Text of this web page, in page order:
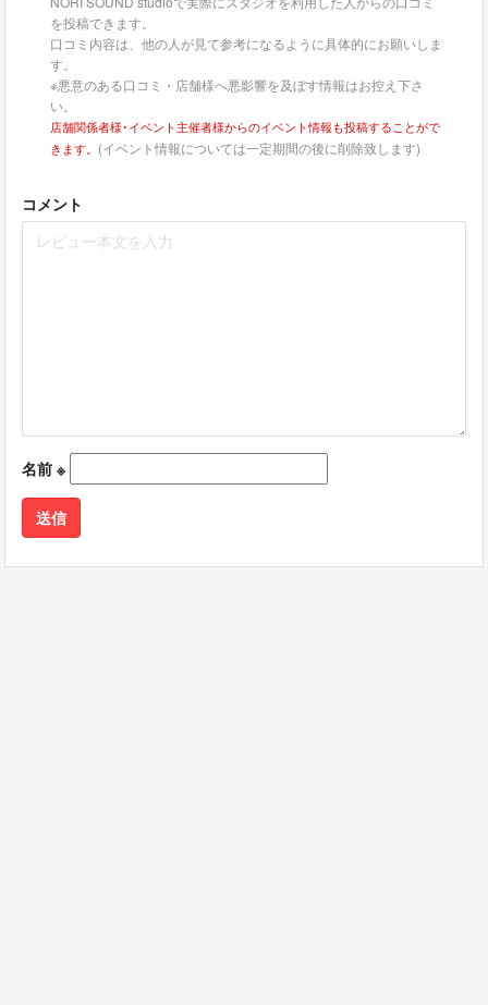
を投稿できます。
口コミ内容は、他の人が見て参考になるように具体的にお願いしま
す。
※悪意のある口コミ・店舗様へ悪影響を及ぼす情報はお控え下さ
い。
店舗関係者様･イベント主催者様からのイベント情報も投稿することがで
きます。 (イベント情報については一定期間の後に削除致します)
コメント
名前 ※